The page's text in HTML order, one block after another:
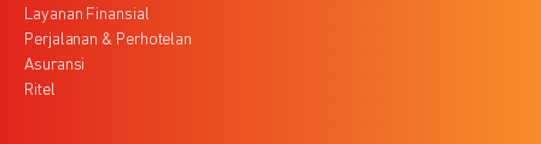
Layanan Finansial
Perjalanan & Perhotelan
Asuransi
Ritel